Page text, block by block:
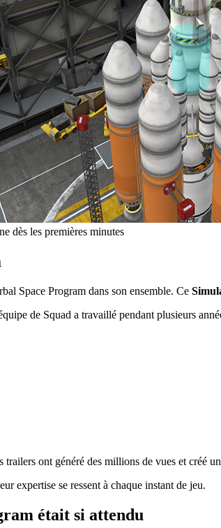
dès les premières minutes
Space Program dans son ensemble. Ce
de Squad a travaillé pendant plusieurs
ont généré des millions de vues et créé
expertise se ressent à chaque instant de jeu.
était si attendu